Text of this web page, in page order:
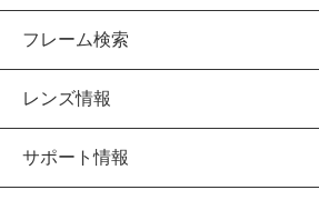
フレーム検索
レンズ情報
サポート情報